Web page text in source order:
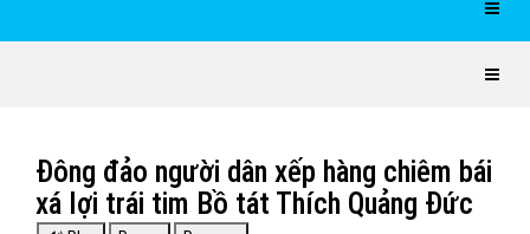
Đông đảo người dân xếp hàng chiêm bái
xá lợi trái tim Bồ tát Thích Quảng Đức